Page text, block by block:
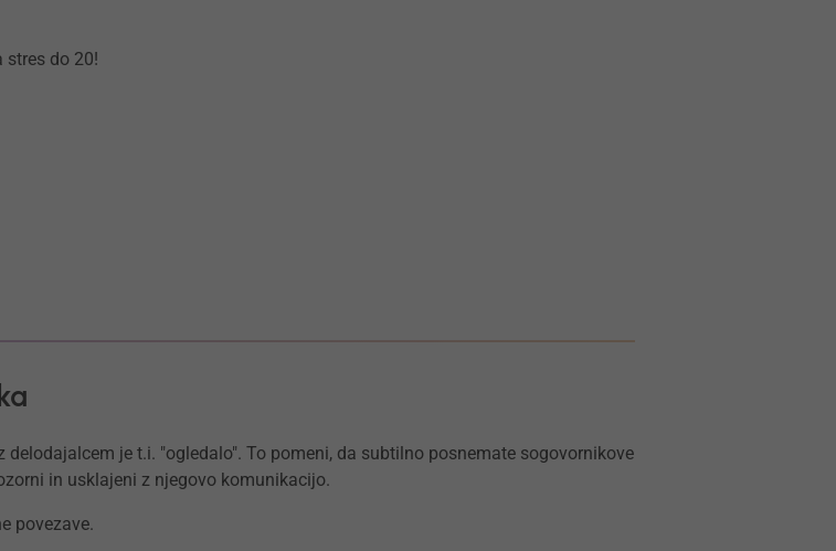
stres do 20!
je t.i. "ogledalo". To pomeni, da subtilno posnemate sogovornikove
in usklajeni z njegovo komunikacijo.
povezave.